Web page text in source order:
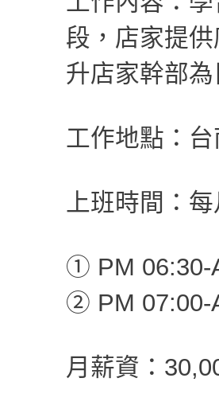
段，店家提
升店家幹部
工作地點：
上班時間：
① PM 06:30-
② PM 07:00-
月薪資：